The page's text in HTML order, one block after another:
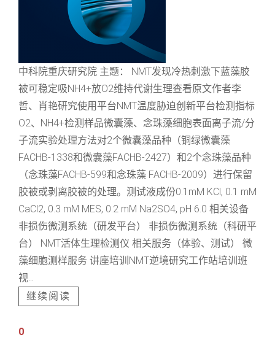
中科院重庆研究院 主题： NMT发现冷热刺激下蓝藻胶
被可稳定吸NH4+放O2维持代谢生理查看原文作者李
哲、肖艳研究使用平台NMT温度胁迫创新平台检测指标
O2、NH4+检测样品微囊藻、念珠藻细胞表面离子流/分
子流实验处理方法对2个微囊藻品种（铜绿微囊藻
FACHB-1338和微囊藻FACHB-2427）和2个念珠藻品种
（念珠藻FACHB-599和念珠藻 FACHB-2009）进行保留
胶被或剥离胶被的处理。测试液成份0.1mM KCl, 0.1 mM
CaCl2, 0.3 mM MES, 0.2 mM Na2SO4, pH 6.0 相关设备
非损伤微测系统（研发平台） 非损伤微测系统（科研平
台） NMT活体生理检测仪 相关服务（体验、测试） 微
藻细胞测样服务 讲座培训NMT逆境研究工作站培训班
视...
继续阅读
0